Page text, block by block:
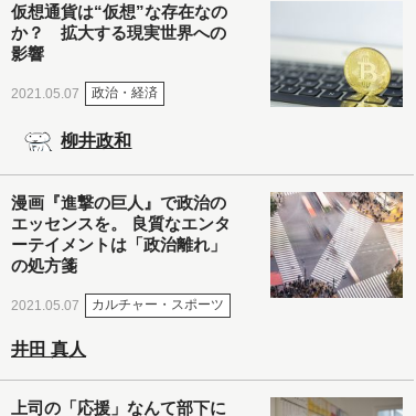
仮想通貨は“仮想”な存在なの
か？ 拡大する現実世界への
影響
2021.05.07 政治・経済
柳井政和
漫画『進撃の巨人』で政治の
エッセンスを。 良質なエンタ
ーテイメントは「政治離れ」
の処方箋
2021.05.07 カルチャー・スポーツ
井田 真人
上司の「応援」なんて部下に